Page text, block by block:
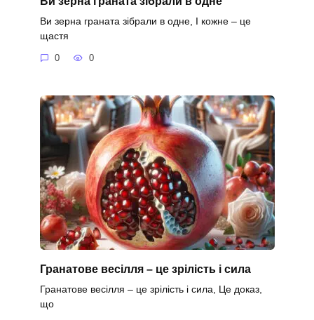
Ви зерна граната зібрали в одне, І кожне – це
щастя
0 0
Гранатове весілля – це зрілість і сила
Гранатове весілля – це зрілість і сила, Це доказ,
що